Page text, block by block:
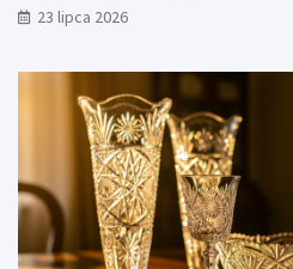
23 lipca 2026